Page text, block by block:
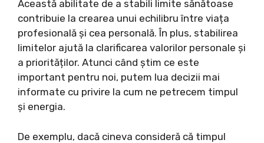
Această abilitate de a stabili limite sănătoase
contribuie la crearea unui echilibru între viața
profesională și cea personală. În plus, stabilirea
limitelor ajută la clarificarea valorilor personale și
a priorităților. Atunci când știm ce este
important pentru noi, putem lua decizii mai
informate cu privire la cum ne petrecem timpul
și energia.
De exemplu, dacă cineva consideră că timpul